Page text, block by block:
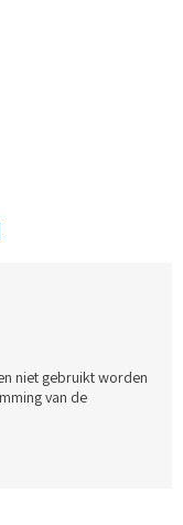
niet gebruikt worden
van de